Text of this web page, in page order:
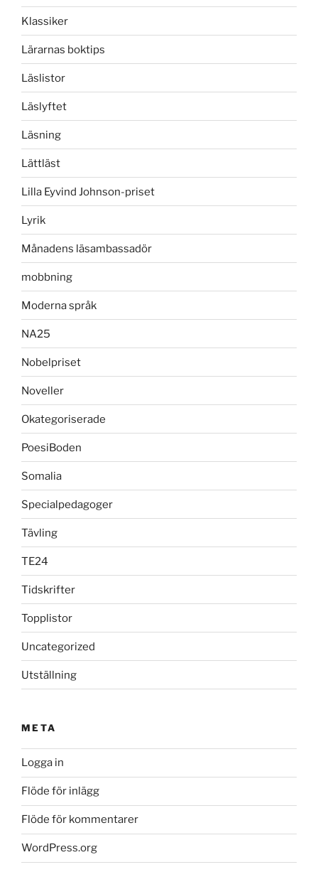
Klassiker
Lärarnas boktips
Läslistor
Läslyftet
Läsning
Lättläst
Lilla Eyvind Johnson-priset
Lyrik
Månadens läsambassadör
mobbning
Moderna språk
NA25
Nobelpriset
Noveller
Okategoriserade
PoesiBoden
Somalia
Specialpedagoger
Tävling
TE24
Tidskrifter
Topplistor
Uncategorized
Utställning
META
Logga in
Flöde för inlägg
Flöde för kommentarer
WordPress.org